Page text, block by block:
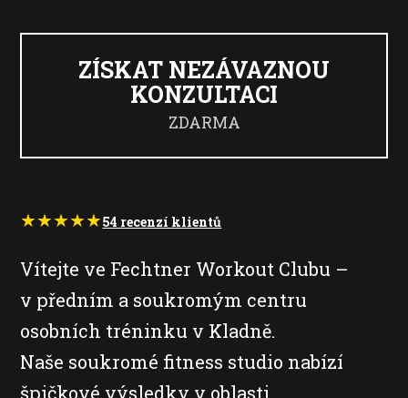
ZÍSKAT NEZÁVAZNOU
KONZULTACI
ZDARMA
★★★★★54 recenzí klientů
Vítejte ve Fechtner Workout Clubu –
v předním a soukromým centru
osobních tréninku v Kladně.
Naše soukromé fitness studio nabízí
špičkové výsledky v oblasti